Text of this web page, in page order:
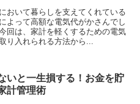
おいて暮らしを支えてくれている
よって高額な電気代がかさんでし
回は、家計を軽くするための電気
り入れられる方法から...
いと一生損する！お金を貯
計管理術